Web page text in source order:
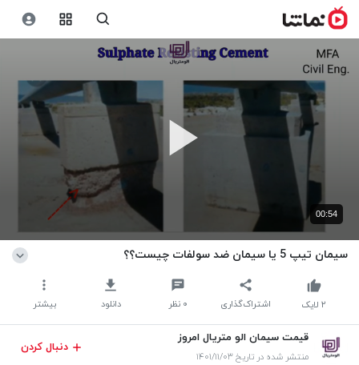
00:54
سیمان تیپ 5 یا سیمان ضد سولفات چیست؟؟
اشتراک‌گذاری ۰ نظر دانلود بیشتر ۲ لایک
قیمت سیمان الو متریال امروز
منتشر شده در تاریخ ۱۴۰۱/۱۱/۰۳
دنبال کردن